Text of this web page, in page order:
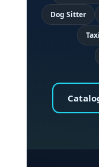
Dog Sitter